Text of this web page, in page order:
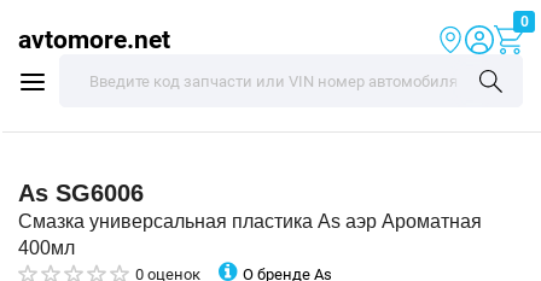
avtomore.net
0
As SG6006
Смазка универсальная пластика As аэр Ароматная
400мл
0 оценок О бренде As